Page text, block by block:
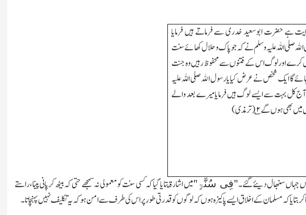
ہے حضرت ابوسعید خدری سے فرماتے ہیں فرمایا
اﷲصلی اللہ علیہ وسلمنے کہ جو پاک و حلال کھائے سنت
کرے اورلوگ اس کے فتنوں سےمحفوظ رہیں وہ جنت
گا ایک شخص نے عرض کیا یارسول اﷲ صلی اللہ علیہ
کل بہت سے ایسے لوگ ہیں فرمایا میرے بعد والے
میں بھی ہوں گے۲؎(ترمذی)
جہاں سنبھال دیئے گئے۔"فِی سُنَّۃٍ "میں اشارۃً بتایا گیا کہ کسی سنت کومعمولی نہ سمجھے حتی کہ بیٹھ کر پانی پینا،راستے
بتایا کہ مسلمان کے اخلاق ایسے پاکیزہ ہوں کہ لوگوں کو قدرتی طور پر اس کی طرف سے امن ہو کہ یہ تکلیف نہیں پہنچاتا۔